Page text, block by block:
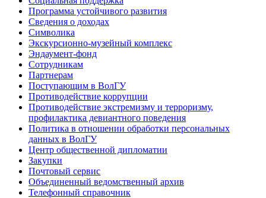
Программа устойчивого развития
Сведения о доходах
Символика
Экскурсионно-музейный комплекс
Эндаумент-фонд
Сотрудникам
Партнерам
Поступающим в ВолГУ
Противодействие коррупции
Противодействие экстремизму и терроризму,
профилактика девиантного поведения
Политика в отношении обработки персональных
данных в ВолГУ
Центр общественной дипломатии
Закупки
Почтовый сервис
Объединенный ведомственный архив
Телефонный справочник